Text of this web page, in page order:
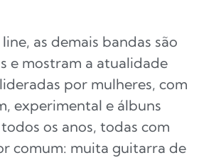
as demais bandas são
e mostram a atualidade
por mulheres, com
experimental e álbuns
os anos, todas com
comum: muita guitarra de